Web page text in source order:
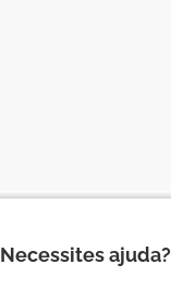
Necessites ajuda?